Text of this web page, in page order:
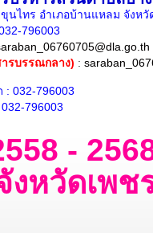
นไทร อำเภอบ้านแหลม จังหวั
796003
รบรรณกลาง) :
: 032-796003
796003
-
งหวัดเพ